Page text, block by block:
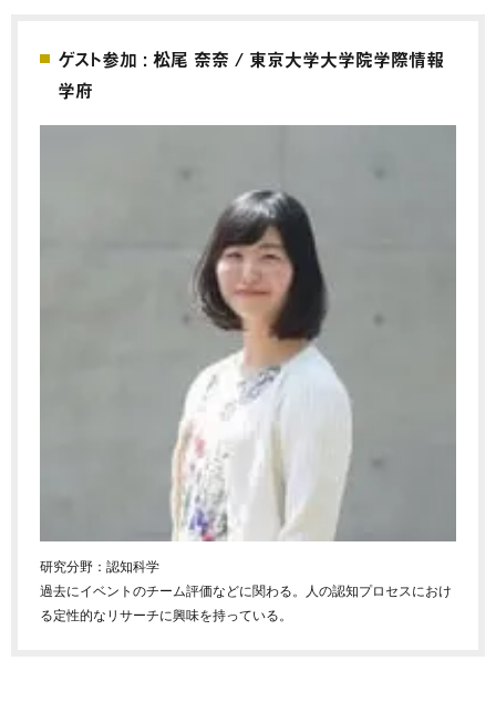
ゲスト参加 : 松尾 奈奈 / 東京大学大学院学際情報
学府
研究分野：認知科学
過去にイベントのチーム評価などに関わる。人の認知プロセスにおけ
る定性的なリサーチに興味を持っている。